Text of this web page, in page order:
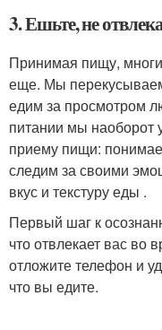
3. Ешьте, не
Принимая пищу,
еще. Мы
едим за просмотром
питании мы наоборот
приему пищи:
следим за своими
вкус и текстуру еды .
Первый шаг к
что отвлекает вас во
отложите телефон и
что вы едите.